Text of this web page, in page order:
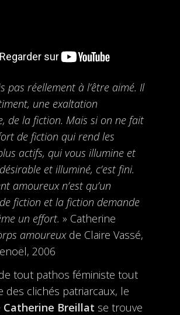
pas réellement à l’être aimé. Il
une exaltation
de la fiction. Mais si on ne fait
de fiction qui rend les
actifs, qui vous illumine et
et illuminé, c’est fini.
amoureux n’est qu’un
fiction et la fiction demande
un effort. » Catherine
amoureuxde Claire Vassé,
2006
tout pathos féministe tout
des clichés patriarcaux, le
Catherine Breillat se trouve